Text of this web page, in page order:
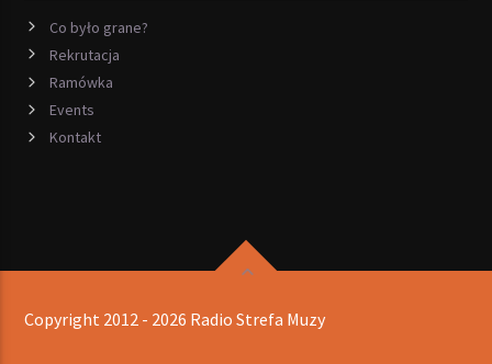
Co było grane?
Rekrutacja
Ramówka
Events
Kontakt
Copyright 2012 - 2026 Radio Strefa Muzy